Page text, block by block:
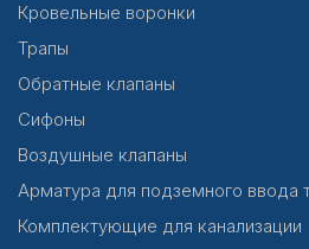
Кровельные воронки
Трапы
Обратные клапаны
Сифоны
Воздушные клапаны
Арматура для подземного ввода
Комплектующие для канализации